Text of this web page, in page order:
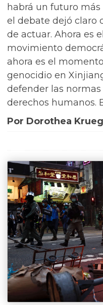
habrá un futuro
el debate dejó claro
de actuar. Ahora es
movimiento
ahora es el
genocidio en
defender las
derechos humanos.
Por Dorothea